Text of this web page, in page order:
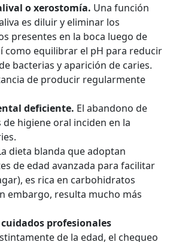
o xerostomía. Una función
es diluir y eliminar los
presentes en la boca luego de
como equilibrar el pH para reducir
bacterias y aparición de caries.
de producir regularmente
deficiente. El abandono de
de higiene oral inciden en la
dieta blanda que adoptan
de edad avanzada para facilitar
es rica en carbohidratos
embargo, resulta mucho más
profesionales
de la edad, el chequeo